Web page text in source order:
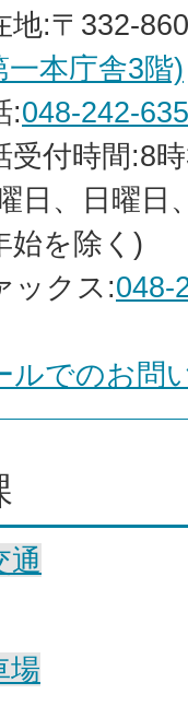
地:〒332-
一本庁舎3階)
:048-242-
受付時間:8
日、日曜日
始を除く)
ックス:048-
ルでのお問
通
場